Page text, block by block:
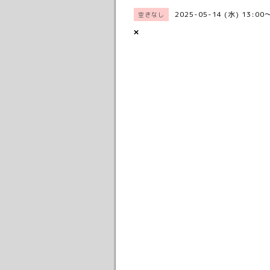
空きなし 2025-05-14 (水) 13:00
×